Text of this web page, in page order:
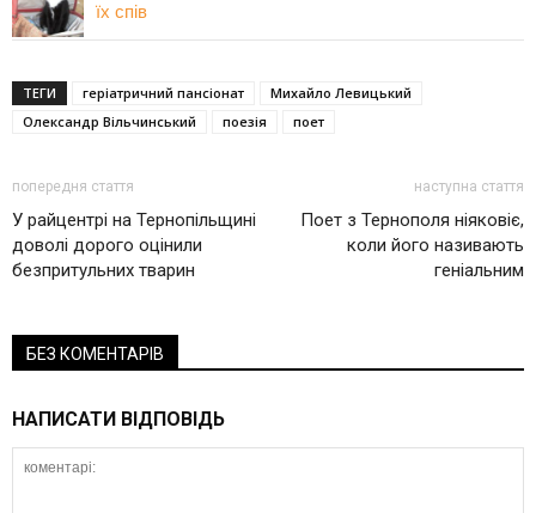
їх спів
ТЕГИ геріатричний пансіонат
Михайло Левицький
Олександр Вільчинський
поезія поет
попередня стаття
У райцентрі на Тернопільщині
доволі дорого оцінили
безпритульних тварин
наступна стаття
Поет з Тернополя ніяковіє,
коли його називають
геніальним
БЕЗ КОМЕНТАРІВ
НАПИСАТИ ВІДПОВІДЬ